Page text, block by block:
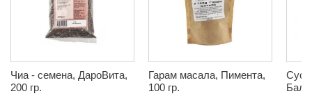
Чиа - семена, ДароВита,
200 гр.
Гарам масала, Пимента,
100 гр.